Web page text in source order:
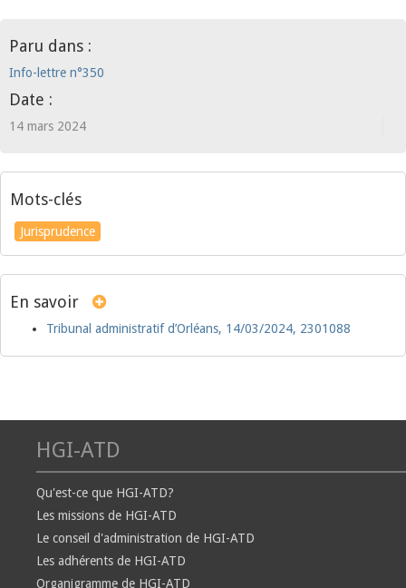
Paru dans :
Info-lettre n°350
Date :
14 mars 2024
Mots-clés
Jurisprudence
En savoir
Tribunal administratif d’Orléans, 14/03/2024, 2301088
HGI-ATD
Qu'est-ce que HGI-ATD?
Les missions de HGI-ATD
Le conseil d'administration de HGI-ATD
Les adhérents de HGI-ATD
Organigramme de HGI-ATD